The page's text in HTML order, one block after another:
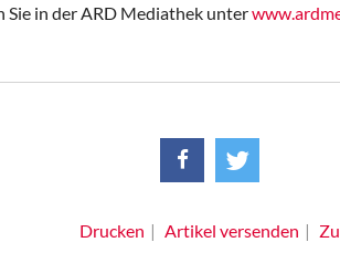
Sie in der ARD Mediathek unter
Drucken Artikel versenden